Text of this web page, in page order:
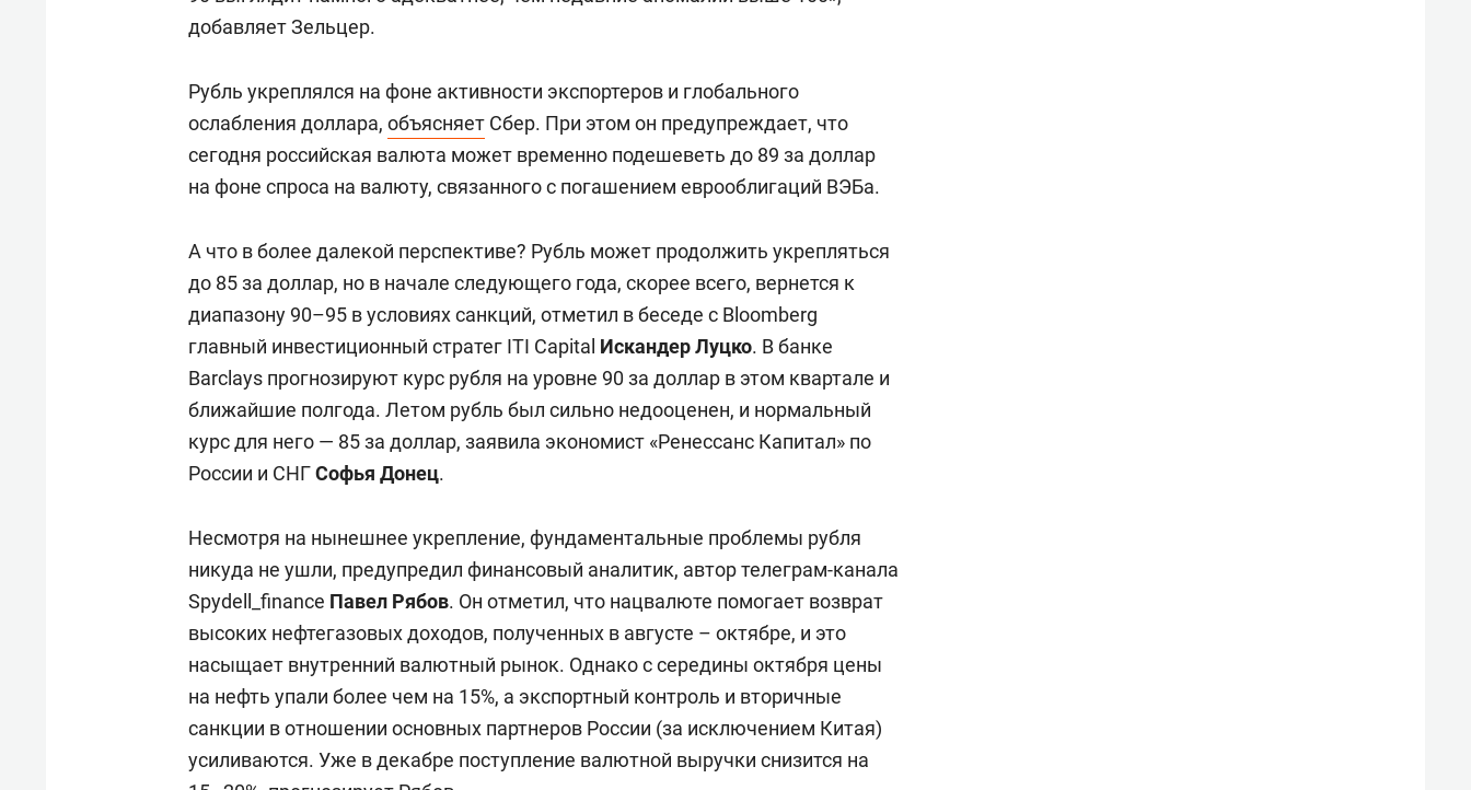
добавляет Зельцер.
Рубль укреплялся на фоне активности экспортеров и глобального
ослабления доллара, объясняет Сбер. При этом он предупреждает, что
сегодня российская валюта может временно подешеветь до 89 за доллар
на фоне спроса на валюту, связанного с погашением еврооблигаций ВЭБа.
А что в более далекой перспективе? Рубль может продолжить укрепляться
до 85 за доллар, но в начале следующего года, скорее всего, вернется к
диапазону 90–95 в условиях санкций, отметил в беседе с Bloomberg
главный инвестиционный стратег ITI Capital Искандер Луцко. В банке
Barclays прогнозируют курс рубля на уровне 90 за доллар в этом квартале и
ближайшие полгода. Летом рубль был сильно недооценен, и нормальный
курс для него — 85 за доллар, заявила экономист «Ренессанс Капитал» по
России и СНГСофья Донец.
Несмотря на нынешнее укрепление, фундаментальные проблемы рубля
никуда не ушли, предупредил финансовый аналитик, автор телеграм-канала
Spydell_finance Павел Рябов. Он отметил, что нацвалюте помогает возврат
высоких нефтегазовых доходов, полученных в августе – октябре, и это
насыщает внутренний валютный рынок. Однако с середины октября цены
на нефть упали более чем на 15%, а экспортный контроль и вторичные
санкции в отношении основных партнеров России (за исключением Китая)
усиливаются. Уже в декабре поступление валютной выручки снизится на